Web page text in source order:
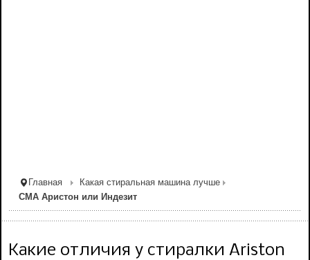
Главная
Какая стиральная машина лучше
СМА Аристон или Индезит
Какие отличия у стиралки Ariston